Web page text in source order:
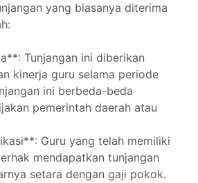
yang biasanya diterima
Tunjangan ini diberikan
kinerja guru selama periode
ini berbeda-beda
pemerintah daerah atau
Guru yang telah memiliki
mendapatkan tunjangan
setara dengan gaji pokok.